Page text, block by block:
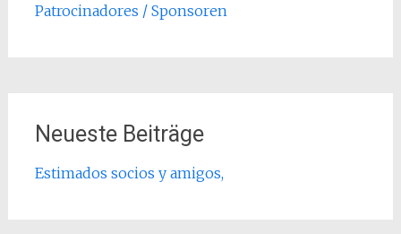
Patrocinadores / Sponsoren
Neueste Beiträge
Estimados socios y amigos,